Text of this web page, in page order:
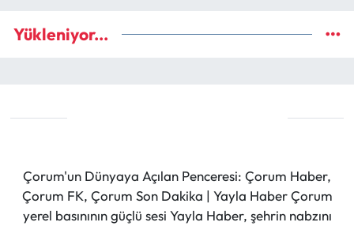
Yükleniyor...
Çorum'un Dünyaya Açılan Penceresi: Çorum Haber,
Çorum FK, Çorum Son Dakika | Yayla Haber Çorum
yerel basınının güçlü sesi Yayla Haber, şehrin nabzını